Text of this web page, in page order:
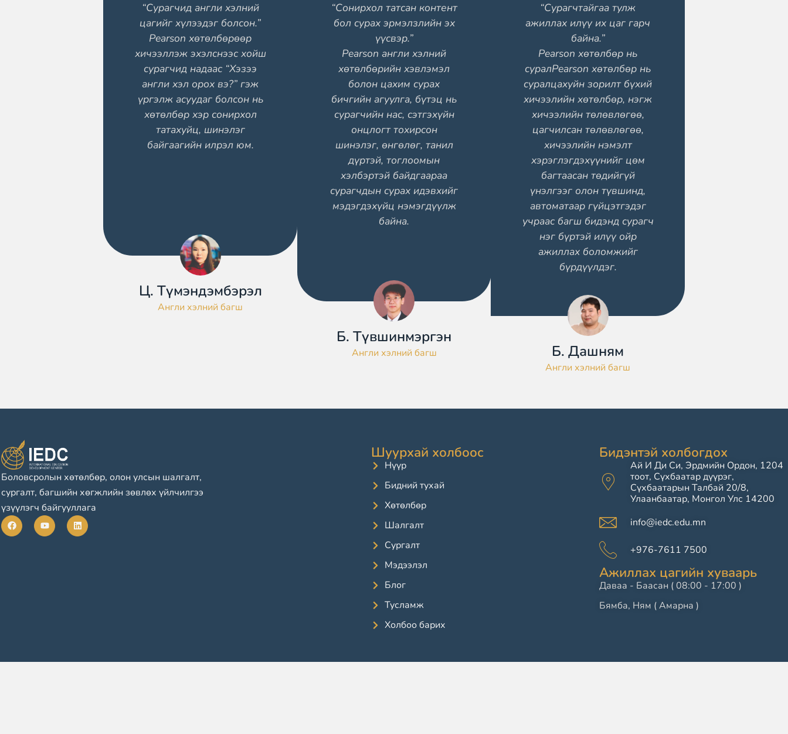
Ц. Түмэндэмбэрэл
Англи хэлний багш
“Сурагчид англи хэлний
цагийг хүлээдэг болсон.”
Pearson хөтөлбөрөөр
хичээллэж эхэлснээс хойш
сурагчид надаас “Хэзээ
англи хэл орох вэ?” гэж
үргэлж асуудаг болсон нь
хөтөлбөр хэр сонирхол
татахуйц, шинэлэг
байгаагийн илрэл юм.
Б. Түвшинмэргэн
Англи хэлний багш
“Сонирхол татсан контент
бол сурах эрмэлзлийн эх
үүсвэр.”
Pearson англи хэлний
хөтөлбөрийн хэвлэмэл
болон цахим сурах
бичгийн агуулга, бүтэц нь
сурагчийн нас, сэтгэхүйн
онцлогт тохирсон
шинэлэг, өнгөлөг, танил
дүртэй, тоглоомын
хэлбэртэй байдгаараа
сурагчдын сурах идэвхийг
мэдэгдэхүйц нэмэгдүүлж
байна.
Б. Дашням
Англи хэлний багш
“Сурагчтайгаа тулж
ажиллах илүү их цаг гарч
байна.”
Pearson хөтөлбөр нь
суралPearson хөтөлбөр нь
суралцахуйн зорилт бүхий
хичээлийн хөтөлбөр, нэгж
хичээлийн төлөвлөгөө,
цагчилсан төлөвлөгөө,
хичээлийн нэмэлт
хэрэглэгдэхүүнийг цөм
багтаасан төдийгүй
үнэлгээг олон түвшинд,
автоматаар гүйцэтгэдэг
учраас багш бидэнд сурагч
нэг бүртэй илүү ойр
ажиллах боломжийг
бүрдүүлдэг.
Боловсролын хөтөлбөр, олон улсын шалгалт,
сургалт, багшийн хөгжлийн зөвлөх үйлчилгээ
үзүүлэгч байгууллага
Шуурхай холбоос
Hүүр
Бидний тухай
Хөтөлбөр
Шалгалт
Сургалт
Мэдээлэл
Блог
Тусламж
Холбоо барих
Бидэнтэй холбогдох
Ай И Ди Си, Эрдмийн Ордон, 1204
тоот, Сүхбаатар дүүрэг,
Сүхбаатарын Талбай 20/8,
Улаанбаатар, Монгол Улс 14200
info@iedc.edu.mn
+976-7611 7500
Ажиллах цагийн хуваарь
Даваа - Баасан ( 08:00 - 17:00 )
Бямба, Ням ( Амарна )